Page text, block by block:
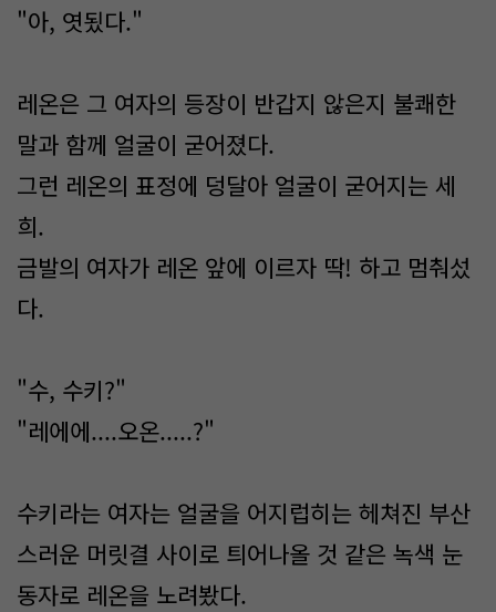
"아, 엿됬다."
레온은 그 여자의 등장이 반갑지 않은지 불쾌한
말과 함께 얼굴이 굳어졌다.
그런 레온의 표정에 덩달아 얼굴이 굳어지는 세
희.
금발의 여자가 레온 앞에 이르자 딱! 하고 멈춰섰
다.
"수, 수키?"
"레에에....오온.....?"
수키라는 여자는 얼굴을 어지럽히는 헤쳐진 부산
스러운 머릿결 사이로 틔어나올 것 같은 녹색 눈
동자로 레온을 노려봤다.